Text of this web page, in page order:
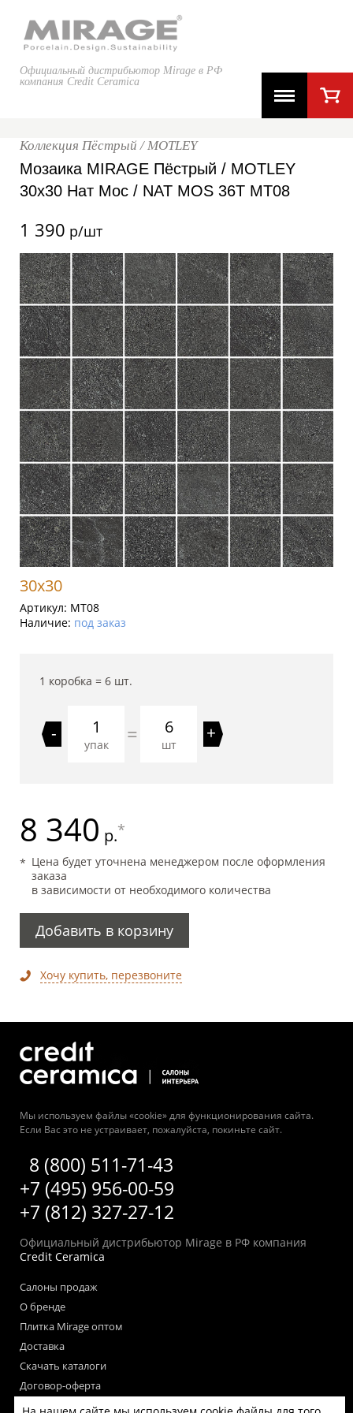
Официальный дистрибьютор Mirage в РФ
компания Credit Ceramica
Коллекция Пёстрый / MOTLEY
Мозаика MIRAGE Пёстрый / MOTLEY
30x30 Нат Мос / NAT MOS 36T MT08
1 390 р/шт
30x30
Артикул: MT08
Наличие: под заказ
1 коробка = 6 шт.
-
упак = 6
шт
+
8 340 р.*
Цена будет уточнена менеджером после оформления
заказа
в зависимости от необходимого количества
Добавить в корзину
Хочу купить, перезвоните
Мы используем файлы «cookie» для функционирования сайта.
Если Вас это не устраивает, пожалуйста, покиньте сайт.
8 (800) 511-71-43
+7 (495) 956-00-59
+7 (812) 327-27-12
Официальный дистрибьютор Mirage в РФ компания
Credit Ceramica
Салоны продаж
О бренде
Плитка Mirage оптом
Доставка
Скачать каталоги
Договор-оферта
Пользовательское соглашение